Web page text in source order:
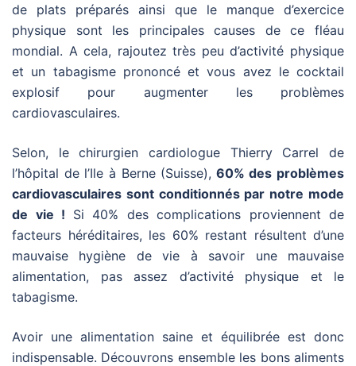
de plats préparés ainsi que le manque d’exercice
physique sont les principales causes de ce fléau
mondial. A cela, rajoutez très peu d’activité physique
et un tabagisme prononcé et vous avez le cocktail
explosif pour augmenter les problèmes
cardiovasculaires.
Selon, le chirurgien cardiologue Thierry Carrel de
l’hôpital de l’Ile à Berne (Suisse), 60% des problèmes
cardiovasculaires sont conditionnés par notre mode
de vie ! Si 40% des complications proviennent de
facteurs héréditaires, les 60% restant résultent d’une
mauvaise hygiène de vie à savoir une mauvaise
alimentation, pas assez d’activité physique et le
tabagisme.
Avoir une alimentation saine et équilibrée est donc
indispensable. Découvrons ensemble les bons aliments